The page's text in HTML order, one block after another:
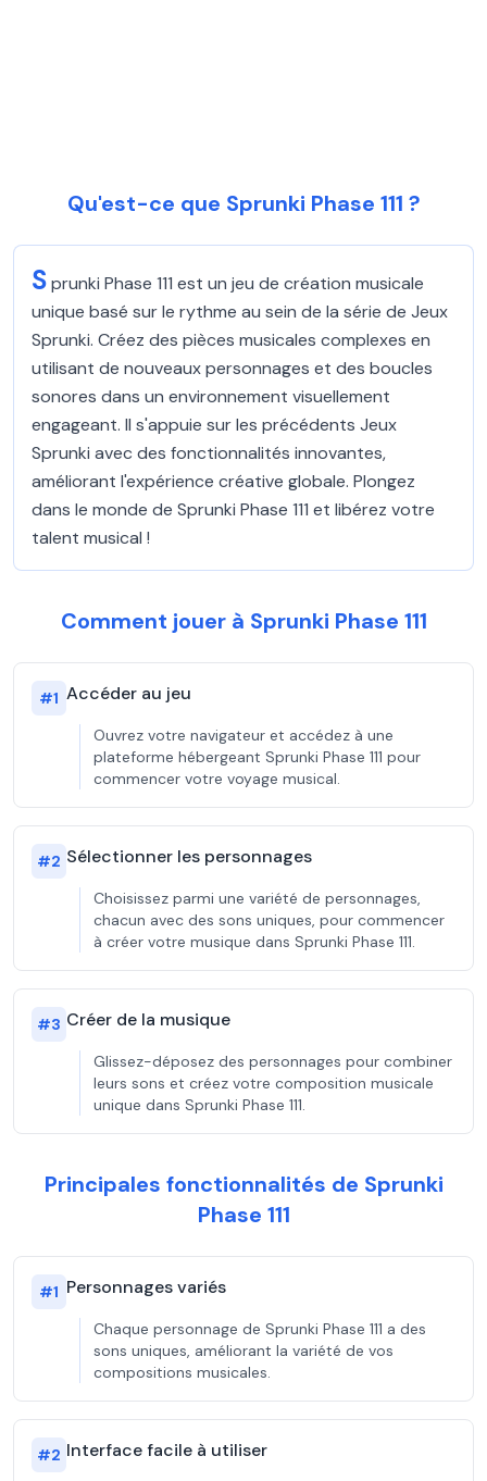
Qu'est-ce que Sprunki Phase 111 ?
Sprunki Phase 111 est un jeu de création musicale
unique basé sur le rythme au sein de la série de Jeux
Sprunki. Créez des pièces musicales complexes en
utilisant de nouveaux personnages et des boucles
sonores dans un environnement visuellement
engageant. Il s'appuie sur les précédents Jeux
Sprunki avec des fonctionnalités innovantes,
améliorant l'expérience créative globale. Plongez
dans le monde de Sprunki Phase 111 et libérez votre
talent musical !
Comment jouer à Sprunki Phase 111
#1 Accéder au jeu
Ouvrez votre navigateur et accédez à une
plateforme hébergeant Sprunki Phase 111 pour
commencer votre voyage musical.
#2 Sélectionner les personnages
Choisissez parmi une variété de personnages,
chacun avec des sons uniques, pour commencer
à créer votre musique dans Sprunki Phase 111.
#3 Créer de la musique
Glissez-déposez des personnages pour combiner
leurs sons et créez votre composition musicale
unique dans Sprunki Phase 111.
Principales fonctionnalités de Sprunki
Phase 111
#1 Personnages variés
Chaque personnage de Sprunki Phase 111 a des
sons uniques, améliorant la variété de vos
compositions musicales.
#2 Interface facile à utiliser